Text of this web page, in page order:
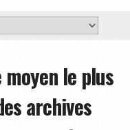
le plus
archives